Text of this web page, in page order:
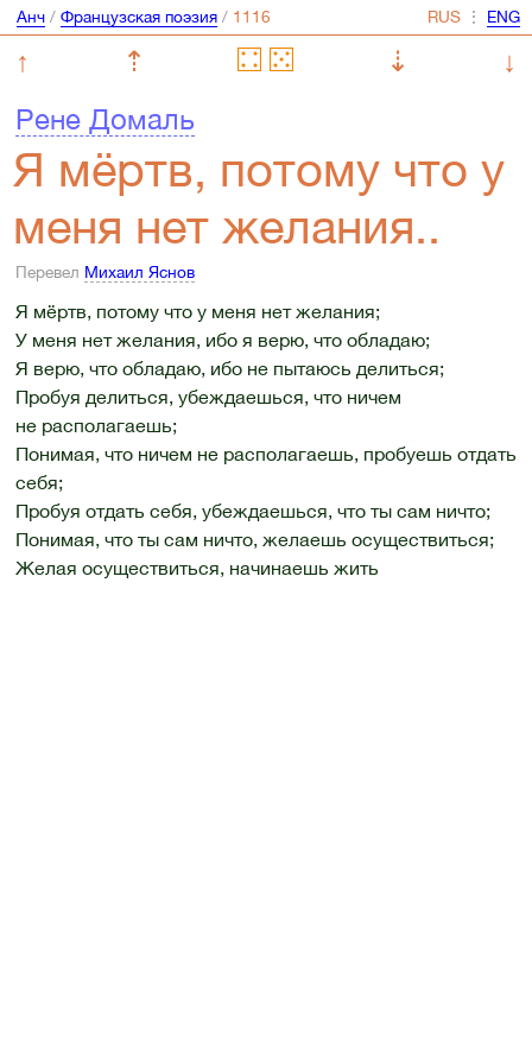
Анч/ Французская поэзия/ ⋮
↑ ⇡ ⇣
↓
Рене Домаль
Я мёртв, потому что у
меня нет желания..
Перевел Михаил Яснов
Я мёртв, потому что у меня нет желания;
У меня нет желания, ибо я верю, что обладаю;
Я верю, что обладаю, ибо не пытаюсь делиться;
Пробуя делиться, убеждаешься, что ничем
не располагаешь;
Понимая, что ничем не располагаешь, пробуешь отдать
себя;
Пробуя отдать себя, убеждаешься, что ты сам ничто;
Понимая, что ты сам ничто, желаешь осуществиться;
Желая осуществиться, начинаешь жить